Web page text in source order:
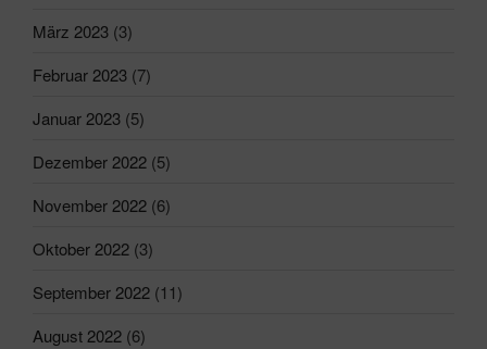
März 2023 (3)
Februar 2023 (7)
Januar 2023 (5)
Dezember 2022 (5)
November 2022 (6)
Oktober 2022 (3)
September 2022 (11)
August 2022 (6)